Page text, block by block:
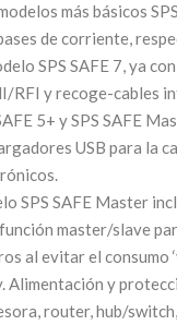
más básicos
de corriente,
SPS SAFE 7, ya
RFI y recoge-cables
5+ y SPS SAFE
USB para la
SPS SAFE Master
master/slave
al evitar el consumo
Alimentación y
router, hub/